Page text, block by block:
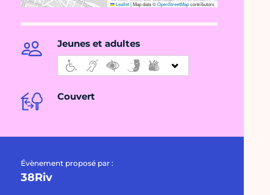
Leaflet|Map data ©OpenStreetMapcontributors
Jeunes et adultes
Couvert
Évènement proposé par :
38Riv